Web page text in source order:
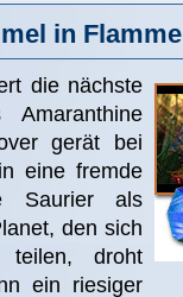
in
die nächste
gerät bei
eine fremde
Saurier als
den sich
teilen, droht
ein riesiger